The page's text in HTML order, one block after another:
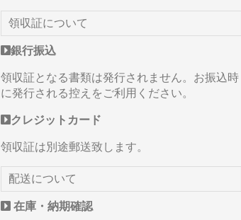
領収証について
銀行振込
領収証となる書類は発行されません。お振込時
に発行される控えをご利用ください。
クレジットカード
領収証は別途郵送致します。
配送について
在庫・納期確認